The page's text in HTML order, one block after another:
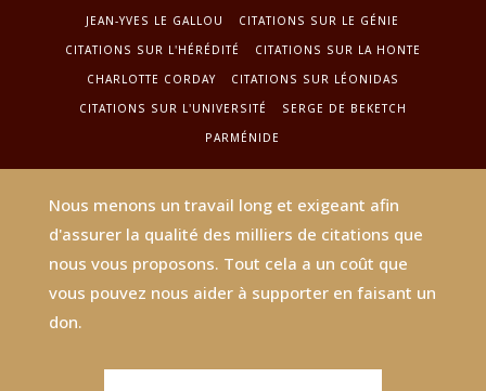
JEAN-YVES LE GALLOU
CITATIONS SUR LE GÉNIE
CITATIONS SUR L'HÉRÉDITÉ
CITATIONS SUR LA HONTE
CHARLOTTE CORDAY
CITATIONS SUR LÉONIDAS
CITATIONS SUR L'UNIVERSITÉ
SERGE DE BEKETCH
PARMÉNIDE
Nous menons un travail long et exigeant afin
d'assurer la qualité des milliers de citations que
nous vous proposons. Tout cela a un coût que
vous pouvez nous aider à supporter en faisant un
don.